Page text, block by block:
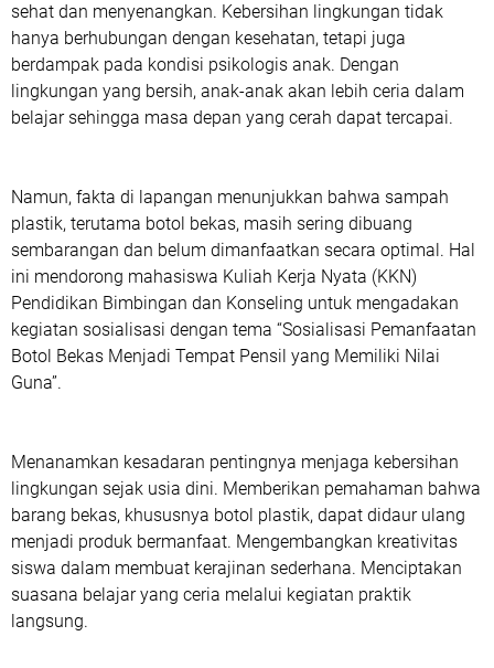
sehat dan menyenangkan. Kebersihan lingkungan tidak
hanya berhubungan dengan kesehatan, tetapi juga
berdampak pada kondisi psikologis anak. Dengan
lingkungan yang bersih, anak-anak akan lebih ceria dalam
belajar sehingga masa depan yang cerah dapat tercapai.
Namun, fakta di lapangan menunjukkan bahwa sampah
plastik, terutama botol bekas, masih sering dibuang
sembarangan dan belum dimanfaatkan secara optimal. Hal
ini mendorong mahasiswa Kuliah Kerja Nyata (KKN)
Pendidikan Bimbingan dan Konseling untuk mengadakan
kegiatan sosialisasi dengan tema “Sosialisasi Pemanfaatan
Botol Bekas Menjadi Tempat Pensil yang Memiliki Nilai
Guna”.
Menanamkan kesadaran pentingnya menjaga kebersihan
lingkungan sejak usia dini. Memberikan pemahaman bahwa
barang bekas, khususnya botol plastik, dapat didaur ulang
menjadi produk bermanfaat. Mengembangkan kreativitas
siswa dalam membuat kerajinan sederhana. Menciptakan
suasana belajar yang ceria melalui kegiatan praktik
langsung.